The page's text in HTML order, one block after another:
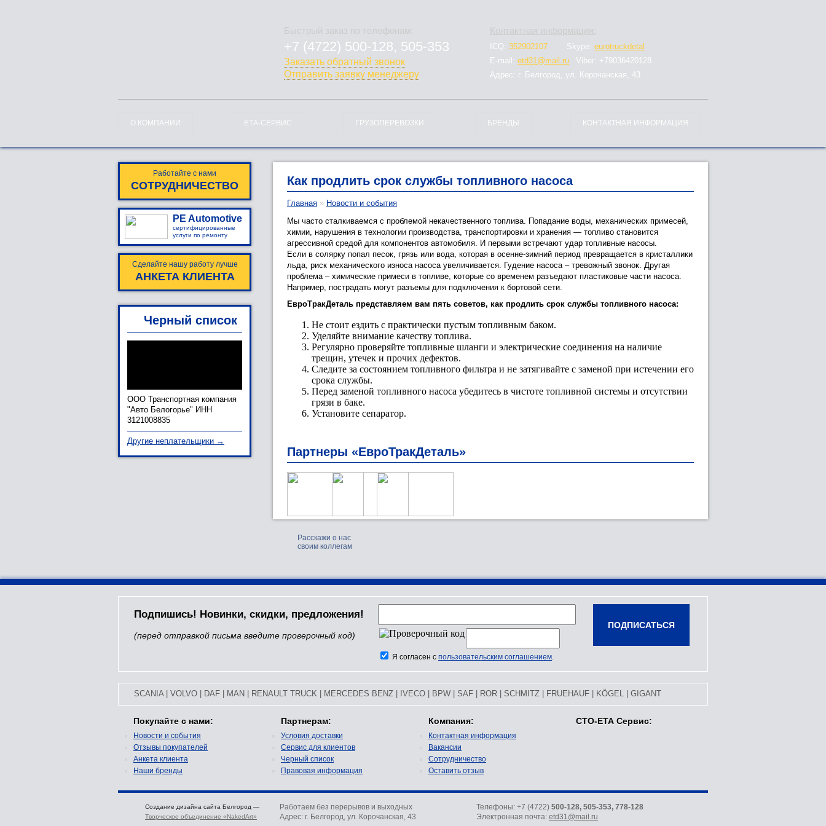
+7 (4722) 500-128, 505-353
778-128
Заказать обратный звонок
Отправить заявку менеджеру
ICQ: 352902107 Skype: eurotruckdetal
E-mail: etd31@mail.ru
Viber: +79036420128
Адрес: г. Белгород, ул. Корочанская, 43
О КОМПАНИИ ЕТА-СЕРВИС ГРУЗОПЕРЕВОЗКИ БРЕНДЫ КОНТАКТНАЯ ИНФОРМАЦИЯ
Работайте с нами
СОТРУДНИЧЕСТВО
PE Automotive
сертифицированные
услуги по ремонту
Сделайте нашу работу лучше
АНКЕТА КЛИЕНТА
Черный список
ООО Транспортная компания
"Авто Белогорье" ИНН
3121008835
Другие неплательщики →
Как продлить срок службы топливного насоса
Главная » Новости и события
Мы часто сталкиваемся с проблемой некачественного топлива. Попадание воды, механических примесей,
химии, нарушения в технологии производства, транспортировки и хранения — топливо становится
агрессивной средой для компонентов автомобиля. И первыми встречают удар топливные насосы.
Если в солярку попал песок, грязь или вода, которая в осенне-зимний период превращается в кристаллики
льда, риск механического износа насоса увеличивается. Гудение насоса – тревожный звонок. Другая
проблема – химические примеси в топливе, которые со временем разъедают пластиковые части насоса.
Например, пострадать могут разъемы для подключения к бортовой сети.
ЕвроТракДеталь представляем вам пять советов, как продлить срок службы топливного насоса:
Не стоит ездить с практически пустым топливным баком.
Уделяйте внимание качеству топлива.
Регулярно проверяйте топливные шланги и электрические соединения на наличие
трещин, утечек и прочих дефектов.
Следите за состоянием топливного фильтра и не затягивайте с заменой при истечении его
срока службы.
Перед заменой топливного насоса убедитесь в чистоте топливной системы и отсутствии
грязи в баке.
Установите сепаратор.
Партнеры «ЕвроТракДеталь»
Расскажи о нас
своим коллегам
Подпишись! Новинки, скидки, предложения!
(перед отправкой письма введите проверочный код)
Я согласен с пользовательским соглашением.
SCANIA| VOLVO DAF MAN RENAULT TRUCK MERCEDES BENZ IVECO BPW SAF ROR SCHMITZ FRUEHAUF KÖGEL GIGANT
Покупайте с нами:
Новости и события
Отзывы покупателей
Анкета клиента
Наши бренды
Партнерам:
Условия доставки
Сервис для клиентов
Черный список
Правовая информация
Компания:
Контактная информация
Вакансии
Сотрудничество
Оставить отзыв
СТО-ЕТА Сервис:
Создание дизайна сайта Белгород —
Творческое объединение «NakedArt»
Работаем без перерывов и выходных
Адрес: г. Белгород, ул. Корочанская, 43
Телефоны: +7 (4722) 500-128, 505-353, 778-128
Электронная почта: etd31@mail.ru